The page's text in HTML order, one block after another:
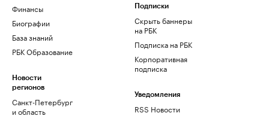
Финансы
Биографии
База знаний
РБК Образование
Новости
регионов
Санкт-Петербург
и область
Подписки
Скрыть баннеры
на РБК
Подписка на РБК
Корпоративная
подписка
Уведомления
RSS Новости